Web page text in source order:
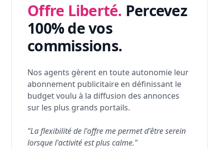
Offre Liberté. Percevez
100% de vos
commissions.
Nos agents gèrent en toute autonomie leur
abonnement publicitaire en définissant le
budget voulu à la diffusion des annonces
sur les plus grands portails.
"La flexibilité de l'offre me permet d'être serein
lorsque l'activité est plus calme."